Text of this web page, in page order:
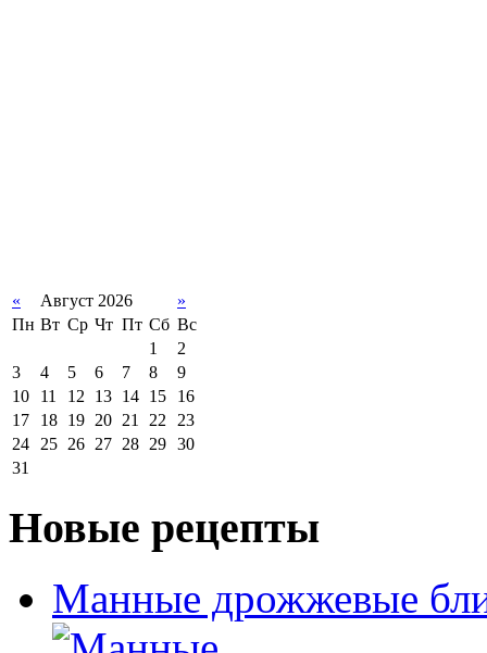
« Август 2026
»
Пн Вт Ср Чт Пт Сб Вс
1
2
3
4 5 6 7 8
9
10
11 12 13 14 15
16
17
18 19 20 21 22 23
24 25 26 27 28 29 30
31
Новые рецепты
Манные дрожжевые